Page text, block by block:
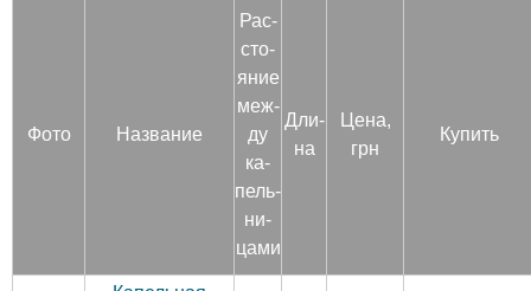
Фото Название
Рас­
сто­
яние
меж­
ду
ка­
пель­
ни­
цами
Дли­
на
Цена,
грн
Купить